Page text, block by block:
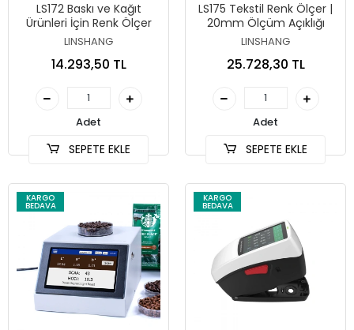
LS172 Baskı ve Kağıt
Ürünleri İçin Renk Ölçer
LINSHANG
14.293,50 TL
Adet
SEPETE EKLE
LS175 Tekstil Renk Ölçer |
20mm Ölçüm Açıklığı
LINSHANG
25.728,30 TL
Adet
SEPETE EKLE
KARGO
BEDAVA
KARGO
BEDAVA